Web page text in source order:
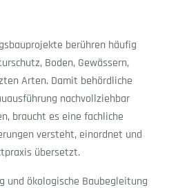
berühren häufig
Boden, Gewässern,
Arten. Damit behördliche
nachvollziehbar
braucht es eine fachliche
versteht, einordnet und
übersetzt.
und ökologische Baubegleitung